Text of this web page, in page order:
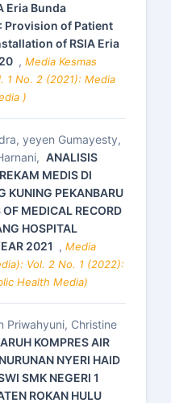
Eria Bunda
Provision of Patient
of RSIA Eria
, Media Kesmas
1 No. 2 (2021): Media
)
yeyen Gumayesty,
ANALISIS
MEDIS DI
KUNING PEKANBARU
MEDICAL RECORD
HOSPITAL
2021 , Media
Vol. 2 No. 1 (2022):
Health Media)
Priwahyuni, Christine
KOMPRES AIR
NYERI HAID
SMK NEGERI 1
ROKAN HULU